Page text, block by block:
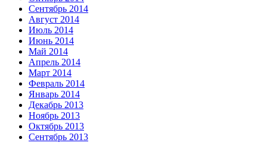
Сентябрь 2014
Август 2014
Июль 2014
Июнь 2014
Май 2014
Апрель 2014
Март 2014
Февраль 2014
Январь 2014
Декабрь 2013
Ноябрь 2013
Октябрь 2013
Сентябрь 2013